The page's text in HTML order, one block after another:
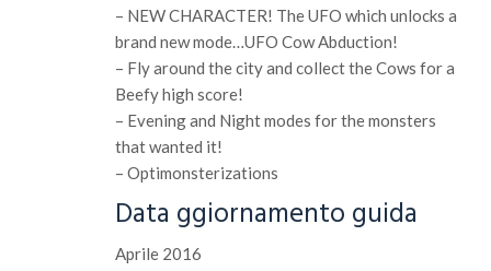
– NEW CHARACTER! The UFO which unlocks a
brand new mode…UFO Cow Abduction!
– Fly around the city and collect the Cows for a
Beefy high score!
– Evening and Night modes for the monsters
that wanted it!
– Optimonsterizations
Data ggiornamento guida
Aprile 2016